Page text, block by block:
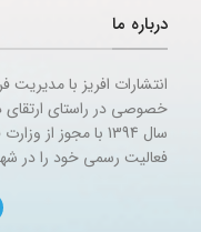
درباره ما
انتشارات افریز با
خصوصی در راستای ارتقای
فعالیت رسمی خود را در